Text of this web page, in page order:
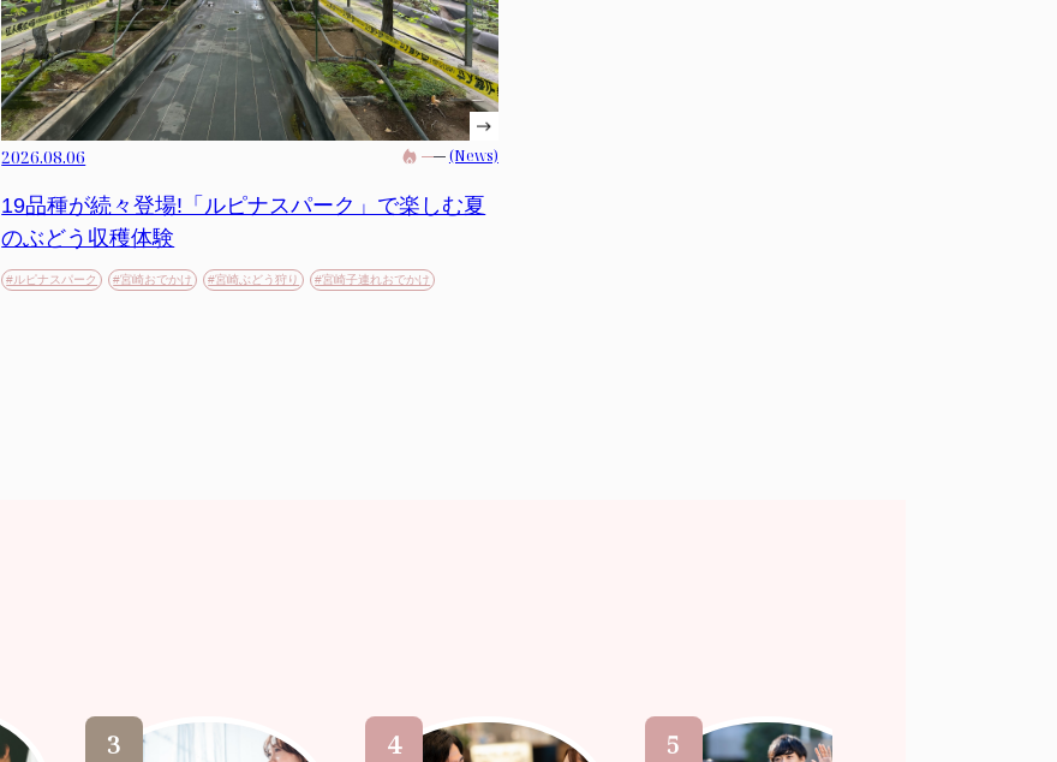
2026.08.06 (News)
19品種が続々登場!「ルピナスパーク」で楽しむ夏
のぶどう収穫体験
#ルピナスパーク #宮崎おでかけ #宮崎ぶどう狩り #宮崎子連れおでかけ